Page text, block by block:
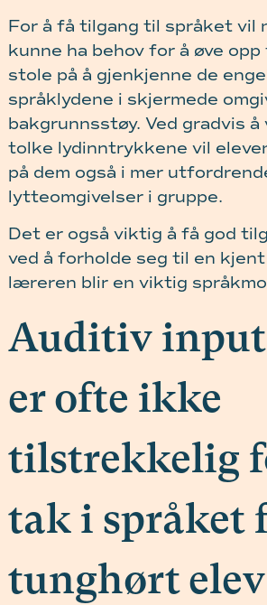
For å få tilgang til språket vil
kunne ha behov for å øve
stole på å gjenkjenne de
språklydene i skjermede
bakgrunnsstøy. Ved gradvis å
tolke lydinntrykkene vil
på dem også i mer
lytteomgivelser i gruppe.
Det er også viktig å få god
ved å forholde seg til en
læreren blir en viktig
Auditiv input
er ofte ikke
tilstrekkelig
tak i språket
tunghørt elev